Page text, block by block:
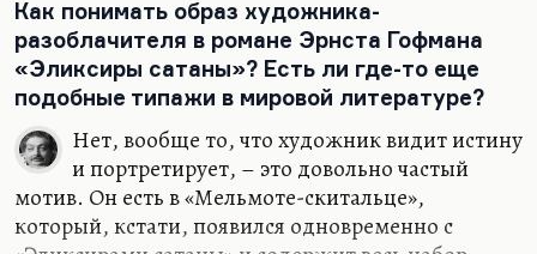
Как понимать образ художника-
разоблачителя в романе Эрнста Гофмана
«Эликсиры сатаны»? Есть ли где-то еще
подобные типажи в мировой литературе?
Нет, вообще то, что художник видит истину
и портретирует, – это довольно частый
мотив. Он есть в «Мельмоте-скитальце»,
который, кстати, появился одновременно с